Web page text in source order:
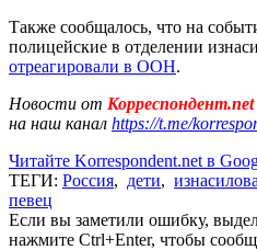
Также сообщалось, что на
полицейские в отделении
отреагировали в ООН.
Новости от Корреспондент.net
на наш канал https://t.me/
Читайте Korrespondent.net в
ТЕГИ: Россия, дети,
певец
Если вы заметили ошибку,
нажмите Ctrl+Enter, чтобы